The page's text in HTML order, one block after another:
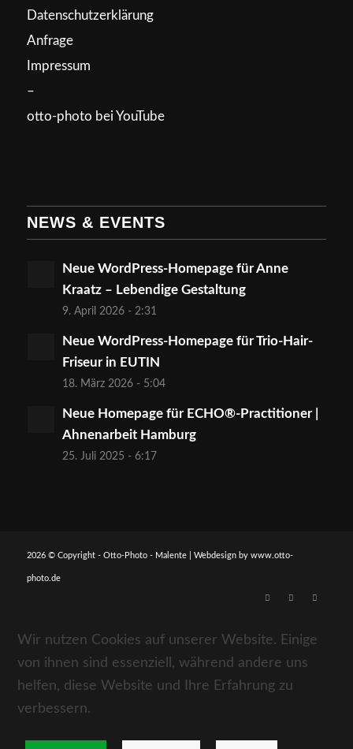
Datenschutzerklärung
Anfrage
Impressum
–
otto-photo bei YouTube
NEWS & EVENTS
Neue WordPress-Homepage für Anne
Kraatz – Lebendige Gestaltung
9. April 2026 - 2:31
Neue WordPress-Homepage für Trio-Hair-
Friseur in EUTIN
18. März 2026 - 5:04
Neue Homepage für ECHO®-Practitioner |
Ahnenarbeit Hamburg
25. Juli 2025 - 6:17
2026 © Copyright - Otto-Photo - Malente | Webdesign by www.otto-
photo.de
Wir nutzen Cookies auf unserer Website. Einige
von ihnen sind essenziell, während andere uns
helfen, diese Website und Ihre Erfahrung zu
verbessern.